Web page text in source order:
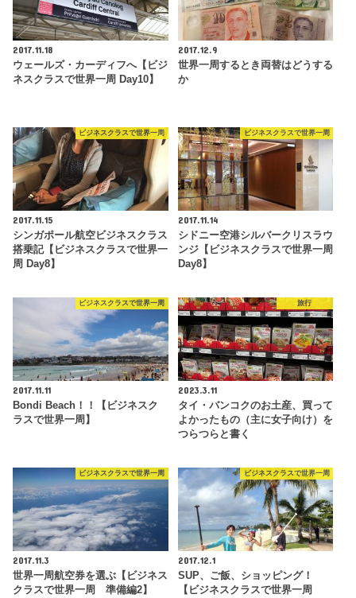
2017.11.18
ウェールズ・カーディフへ【ビジ
ネスクラスで世界一周 Day10】
2017.12.9
世界一周するとき両替はどうする
か
ビジネスクラスで世界一周
2017.11.15
シンガポール航空ビジネスクラス
搭乗記【ビジネスクラスで世界一
周 Day8】
ビジネスクラスで世界一周
2017.11.14
シドニー空港シルバークリスラウ
ンジ【ビジネスクラスで世界一周
Day8】
ビジネスクラスで世界一周
2017.11.11
Bondi Beach！！【ビジネスク
ラスで世界一周】
旅行
2023.3.11
タイ・バンコクのお土産、買って
よかったもの（主に女子向け）を
つらつらと書く
ビジネスクラスで世界一周
2017.11.3
世界一周航空券を選ぶ【ビジネス
クラスで世界一周 準備編2】
ビジネスクラスで世界一周
2017.12.1
SUP、ご飯、ショッピング！
【ビジネスクラスで世界一周